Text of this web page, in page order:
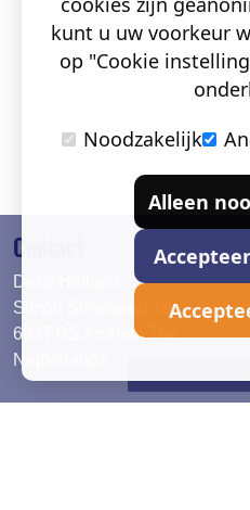
Contact
Deko Holland
Simon Stevinweg 19
6827 BS Arnhem The
Netherlands
kunt u uw voorkeur
op "Cookie
Noodzakelijk
Alleen